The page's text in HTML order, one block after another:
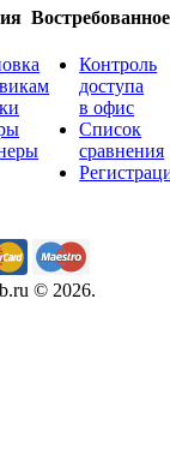
Востребованное
Контроль
доступа
в офис
Список
сравнения
© 2026.